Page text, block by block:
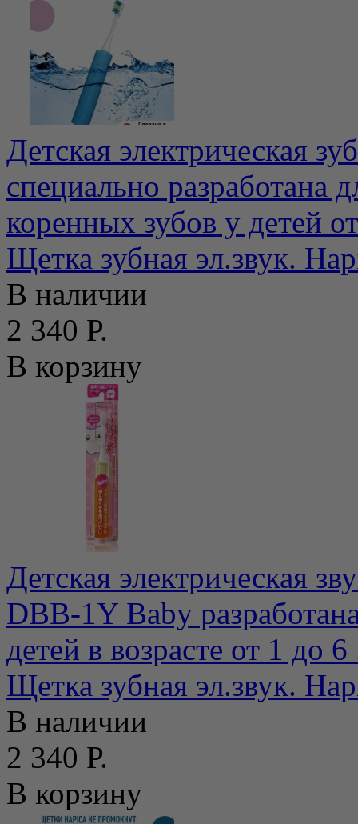
Детская электрическая
специально разработана
коренных зубов у детей
Щетка зубная эл.звук.
В наличии
2 340 Р.
В корзину
Детская электрическая
DBB-1Y Baby
детей в возрасте от 1 до 6
Щетка зубная эл.звук.
В наличии
2 340 Р.
В корзину